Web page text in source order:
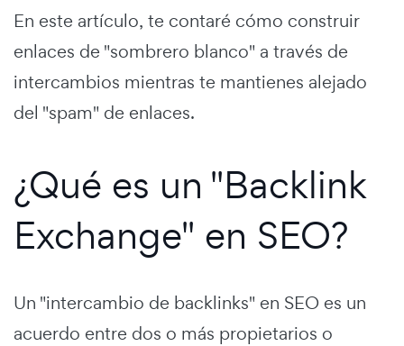
En este artículo, te contaré cómo construir
enlaces de "sombrero blanco" a través de
intercambios mientras te mantienes alejado
del "spam" de enlaces.
¿Qué es un "Backlink
Exchange" en SEO?
Un "intercambio de backlinks" en SEO es un
acuerdo entre dos o más propietarios o